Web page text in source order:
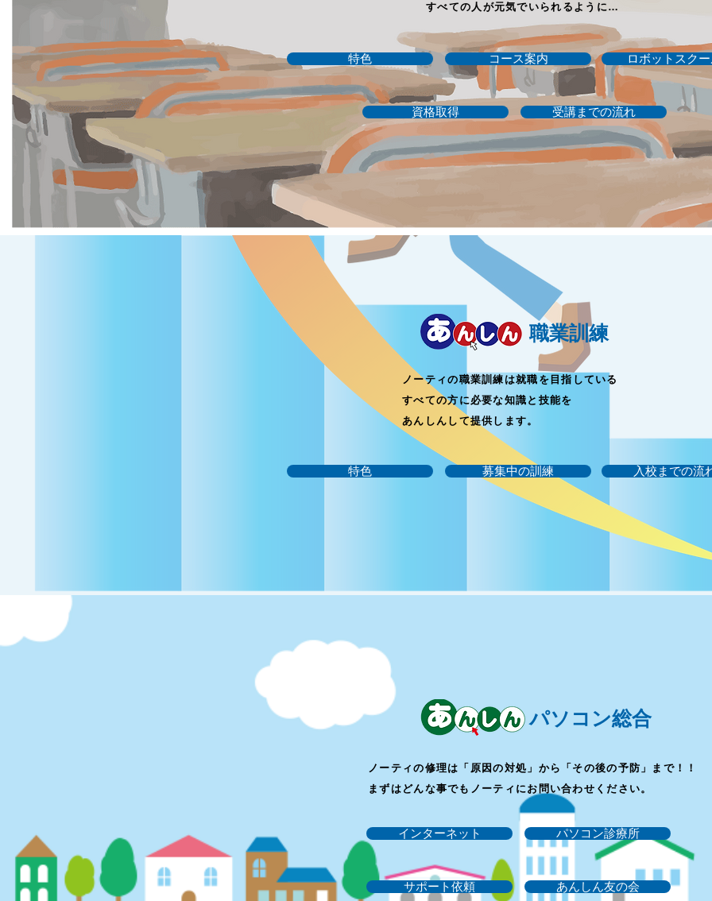
すべての人が元気でいられるように…
特色 コース案内 ロボットスク
資格取得 受講までの流れ
​職業訓練
ノーティの職業訓練は就職を目指している
すべての方に必要な知識と技能を
あんしんして提供します。
特色 募集中の訓練 入校までの流
​パソコン総合
ノーティの修理は「原因の対処」から「その後の予防」まで！！
まずはどんな事でもノーティにお問い合わせください。
インターネット パソコン診療所
サポート依頼 あんしん友の会